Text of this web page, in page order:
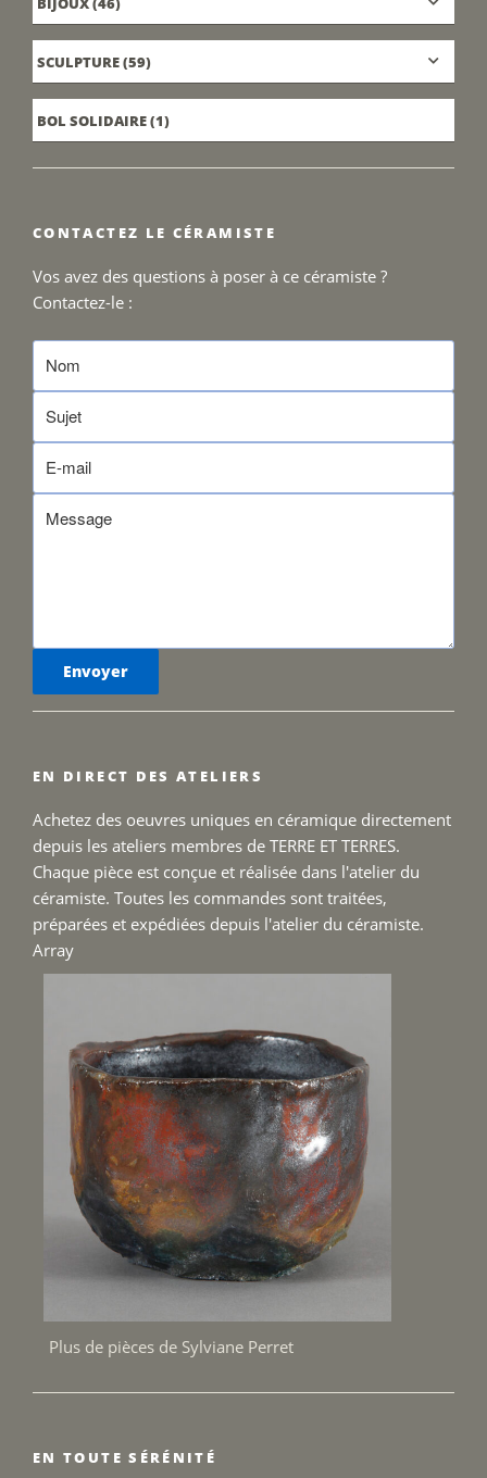
SCULPTURE(59)
BOL SOLIDAIRE(1)
CONTACTEZ LE CÉRAMISTE
Vos avez des questions à poser à ce céramiste ?
Contactez-le :
EN DIRECT DES ATELIERS
Achetez des oeuvres uniques en céramique directement
depuis les ateliers membres de TERRE ET TERRES.
Chaque pièce est conçue et réalisée dans l'atelier du
céramiste. Toutes les commandes sont traitées,
préparées et expédiées depuis l'atelier du céramiste.
Array
Plus de pièces de Sylviane Perret
EN TOUTE SÉRÉNITÉ